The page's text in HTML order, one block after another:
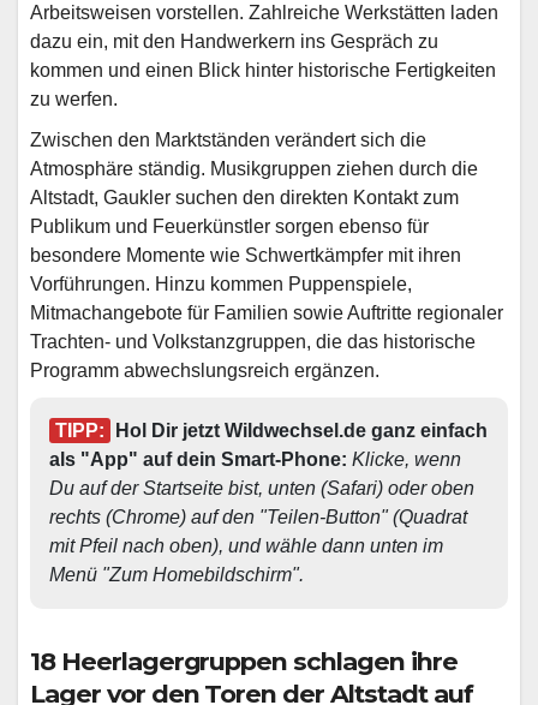
Arbeitsweisen vorstellen. Zahlreiche Werkstätten laden
dazu ein, mit den Handwerkern ins Gespräch zu
kommen und einen Blick hinter historische Fertigkeiten
zu werfen.
Zwischen den Marktständen verändert sich die
Atmosphäre ständig. Musikgruppen ziehen durch die
Altstadt, Gaukler suchen den direkten Kontakt zum
Publikum und Feuerkünstler sorgen ebenso für
besondere Momente wie Schwertkämpfer mit ihren
Vorführungen. Hinzu kommen Puppenspiele,
Mitmachangebote für Familien sowie Auftritte regionaler
Trachten- und Volkstanzgruppen, die das historische
Programm abwechslungsreich ergänzen.
TIPP:
Hol Dir jetzt Wildwechsel.de ganz einfach
als "App" auf dein Smart-Phone: Klicke, wenn
Du auf der Startseite bist, unten (Safari) oder oben
rechts (Chrome) auf den "Teilen-Button" (Quadrat
mit Pfeil nach oben), und wähle dann unten im
Menü "Zum Homebildschirm".
18 Heerlagergruppen schlagen ihre
Lager vor den Toren der Altstadt auf